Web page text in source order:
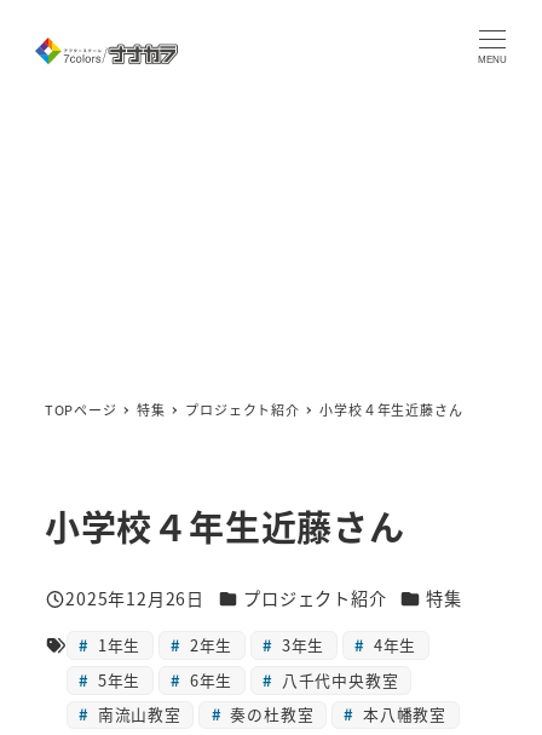
MENU
TOPページ 特集 プロジェクト紹介 小学校４年生近藤さん
小学校４年生近藤さん
投稿日
2025年12月26日 カテゴリー
プロジェクト紹介 カテゴリー
特集
1年生 2年生 3年生
4年生
5年生
6年生
八千代中央教室
南流山教室
奏の杜教室
本八幡教室